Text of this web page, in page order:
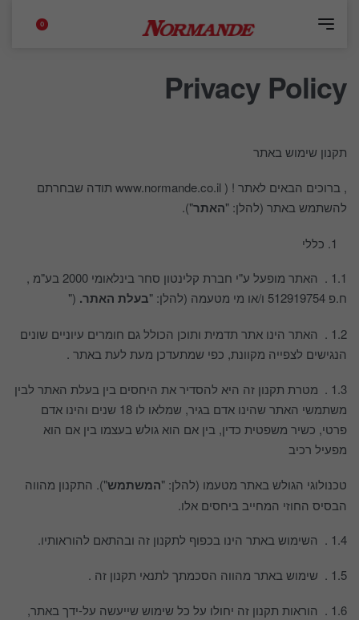
0
Privacy Policy
תקנון שימוש באתר
, ברוכים הבאים לאתר ! ( www.normande.co.il תודה שבחרתם
להשתמש באתר (להלן: "האתר").
כללי
1.1 . האתר מופעל ע"י חברת קלינטון סחר בינלאומי 2000 בע"מ ,
ח.פ 512919754 ו/או מי מטעמה (להלן: "
בעלת האתר. ("
1.2 . האתר הינו אתר תדמית ותוכן הכולל גם חומרים עיוניים שונים
הנגישים לצפייה מקוונת, כפי שמתעדכן מעת לעת באתר .
1.3 . מטרת תקנון זה היא להסדיר את היחסים בין בעלת האתר לבין
משתמשי האתר שהינו אדם בגיר, שמלאו לו 18 שנים והינו אדם
פרטי, כשיר משפטית כדין, בין אם הוא גולש בעצמו בין אם הוא
מפעיל רכיב
טכנולוגי הגולש באתר מטעמו (להלן: "המשתמש"). התקנון מהווה
הבסיס החוזי המחייב ביחסים אלו.
1.4 . השימוש באתר הינו בכפוף לתקנון זה ובהתאם להוראותיו.
1.5 . שימוש באתר מהווה הסכמתך לתנאי תקנון זה .
1.6 . הוראות תקנון זה יחולו על כל שימוש שייעשה על-ידך באתר,